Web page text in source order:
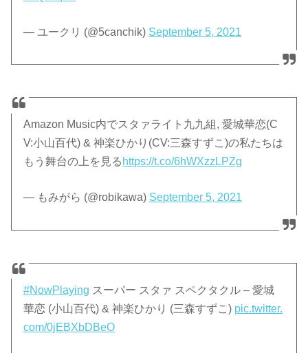
— ユークリ (@5canchik) September 5, 2021
Amazon Music内でスタァライト九九組, 愛城華恋(C
V:小山百代) & 神楽ひかり(CV:三森すずこ)の私たちは
もう舞台の上を見る https://t.co/6hWXzzLPZg
— もみがら (@robikawa) September 5, 2021
#NowPlaying スーパー スタァ スペクタクル – 愛城
華恋 (小山百代) & 神楽ひかり (三森すずこ) pic.twitter.
com/0jEBXbDBeO